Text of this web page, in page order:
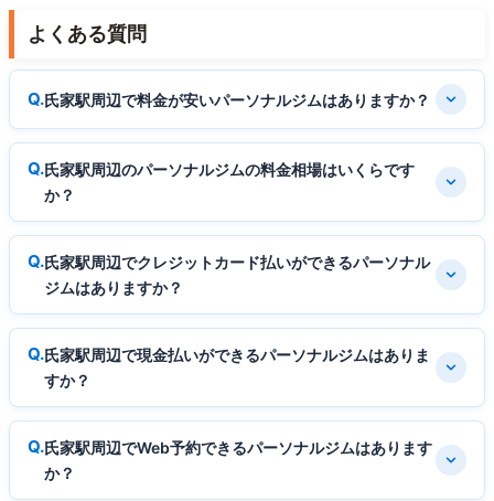
よくある質問
氏家駅周辺で料金が安いパーソナルジムはありますか？
氏家駅周辺のパーソナルジムの料金相場はいくらです
か？
氏家駅周辺でクレジットカード払いができるパーソナル
ジムはありますか？
氏家駅周辺で現金払いができるパーソナルジムはありま
すか？
氏家駅周辺でWeb予約できるパーソナルジムはあります
か？